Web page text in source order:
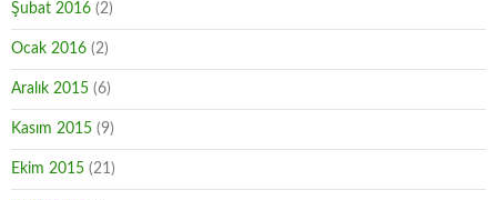
Şubat 2016 (2)
Ocak 2016 (2)
Aralık 2015 (6)
Kasım 2015 (9)
Ekim 2015 (21)